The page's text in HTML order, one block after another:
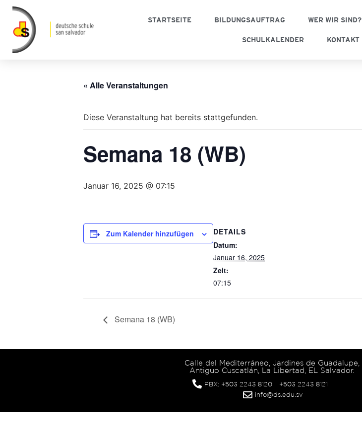
STARTSEITE BILDUNGSAUFTRAG WER WIR SIND?
SCHULKALENDER KONTAKT
« Alle Veranstaltungen
Diese Veranstaltung hat bereits stattgefunden.
Semana 18 (WB)
Januar 16, 2025 @ 07:15
Zum Kalender hinzufügen
DETAILS
Datum:
Januar 16, 2025
Zeit:
07:15
Semana 18 (WB)
Calle del Mediterráneo, Jardines de Guadalupe,
Antiguo Cuscatlán, La Libertad, EL Salvador.
PBX: +503 2243 8120
+503 2243 8121
info@ds.edu.sv